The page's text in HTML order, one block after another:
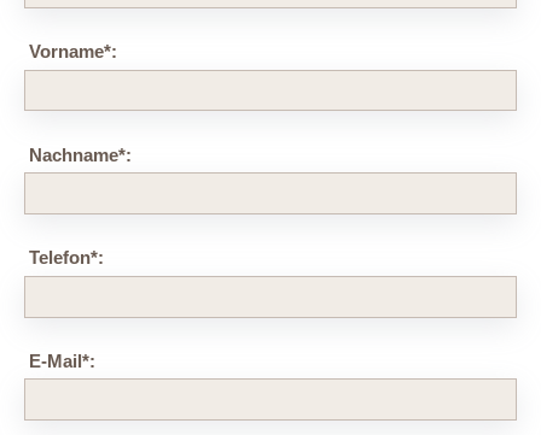
Vorname*:
Nachname*:
Telefon*:
E-Mail*: